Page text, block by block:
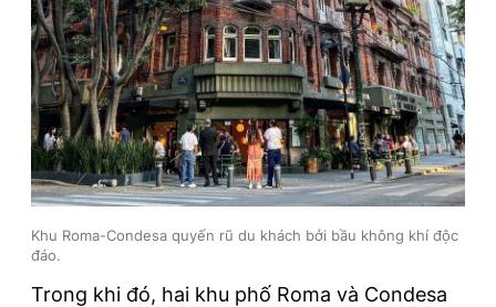
Khu Roma-Condesa quyến rũ du khách bởi bầu không khí độc
đáo.
Trong khi đó, hai khu phố Roma và Condesa